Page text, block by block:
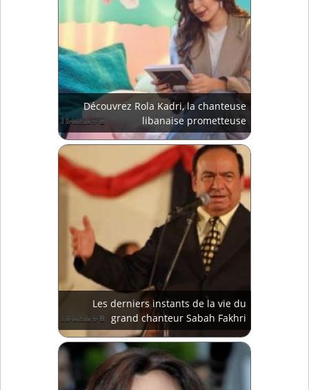
Découvrez Rola Kadri, la chanteuse
libanaise prometteuse
Les derniers instants de la vie du
grand chanteur Sabah Fakhri